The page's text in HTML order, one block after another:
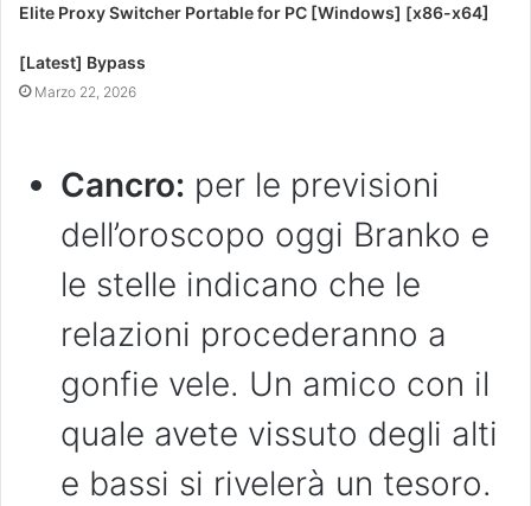
Elite Proxy Switcher Portable for PC [Windows] [x86-x64]
[Latest] Bypass
Marzo 22, 2026
Cancro: per le previsioni
dell’oroscopo oggi Branko e
le stelle indicano che le
relazioni procederanno a
gonfie vele. Un amico con il
quale avete vissuto degli alti
e bassi si rivelerà un tesoro.